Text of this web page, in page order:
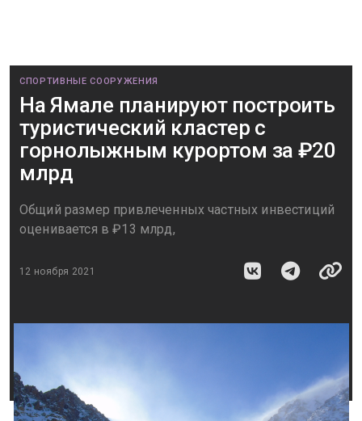
СПОРТИВНЫЕ СООРУЖЕНИЯ
На Ямале планируют построить
туристический кластер с
горнолыжным курортом за ₽20
млрд
Общий размер привлеченных частных инвестиций
оценивается в ₽13 млрд,
12 ноября 2021